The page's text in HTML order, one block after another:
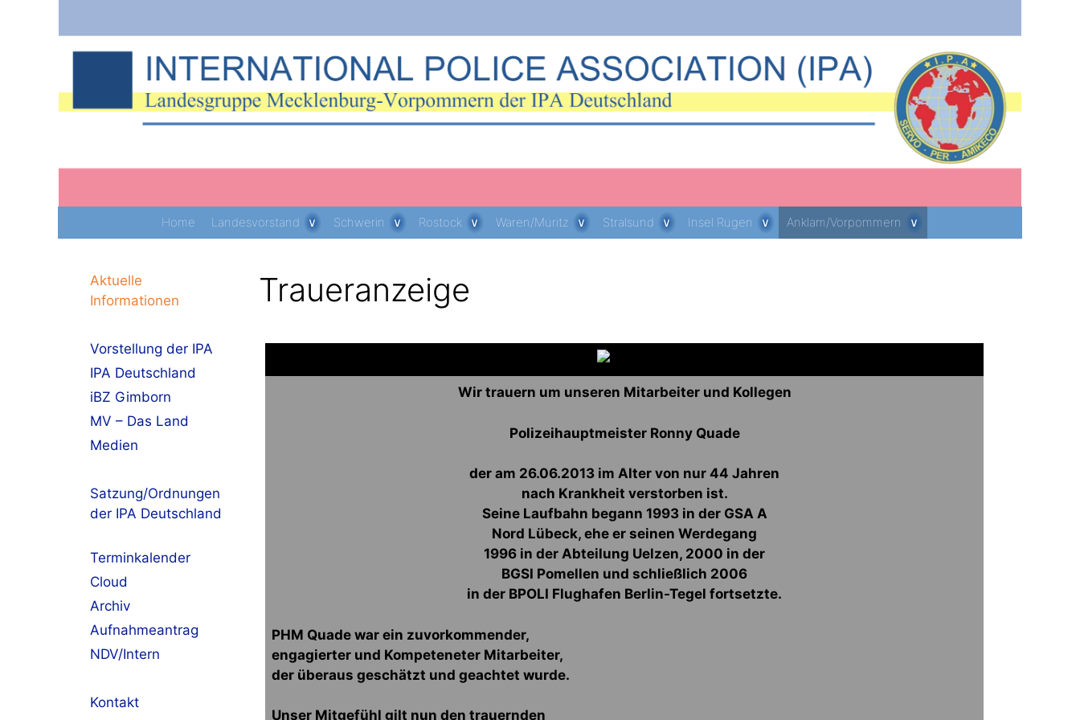
Home Landesvorstand Schwerin Rostock Waren/Müritz Stralsund Insel Rügen Anklam/Vorpommern
Traueranzeige
Wir trauern um unseren Mitarbeiter und Kollegen
Polizeihauptmeister Ronny Quade
der am 26.06.2013 im Alter von nur 44 Jahren
nach Krankheit verstorben ist.
Seine Laufbahn begann 1993 in der GSA A
Nord Lübeck, ehe er seinen Werdegang
1996 in der Abteilung Uelzen, 2000 in der
BGSI Pomellen und schließlich 2006
in der BPOLI Flughafen Berlin-Tegel fortsetzte.
PHM Quade war ein zuvorkommender,
engagierter und Kompeteneter Mitarbeiter,
der überaus geschätzt und geachtet wurde.
Unser Mitgefühl gilt nun den trauernden
Aktuelle
Informationen
Vorstellung der IPA
IPA Deutschland
iBZ Gimborn
MV – Das Land
Medien
Satzung/Ordnungen
der IPA Deutschland
Terminkalender
Cloud
Archiv
Aufnahmeantrag
NDV/Intern
Kontakt